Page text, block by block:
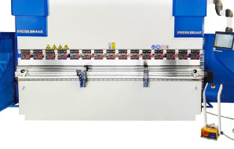
Роботизированный
листогибочный пресс AVD с ЧПУ